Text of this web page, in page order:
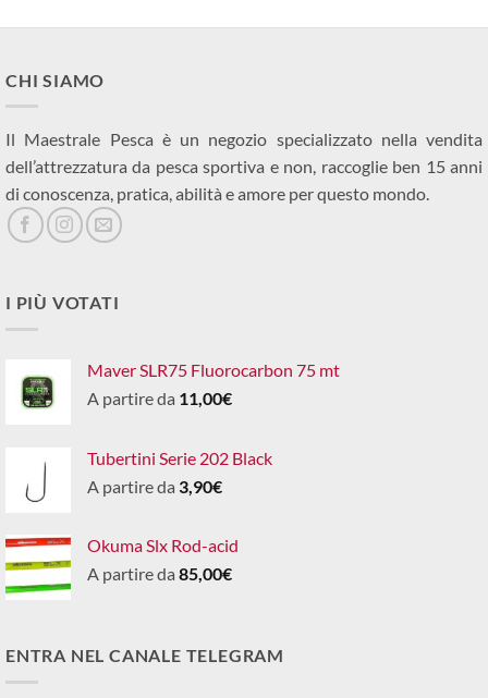
CHI SIAMO
Il Maestrale Pesca è un negozio specializzato nella vendita
dell’attrezzatura da pesca sportiva e non, raccoglie ben 15 anni
di conoscenza, pratica, abilità e amore per questo mondo.
I PIÙ VOTATI
Maver SLR75 Fluorocarbon 75 mt
A partire da 11,00€
Tubertini Serie 202 Black
A partire da 3,90€
Okuma Slx Rod-acid
A partire da 85,00€
ENTRA NEL CANALE TELEGRAM